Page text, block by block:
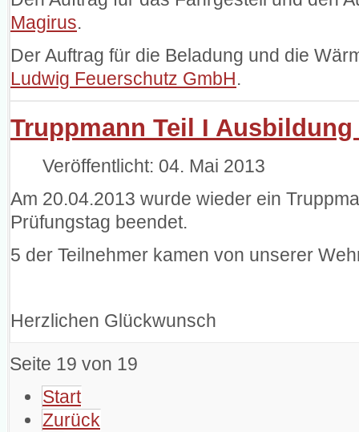
Magirus.
Der Auftrag für die Beladung und die
Ludwig Feuerschutz GmbH.
Truppmann Teil I Ausbildung
Veröffentlicht: 04. Mai 2013
Am 20.04.2013 wurde wieder ein
Prüfungstag beendet.
5 der Teilnehmer kamen von unserer
Herzlichen Glückwunsch
Seite 19 von 19
Start
Zurück